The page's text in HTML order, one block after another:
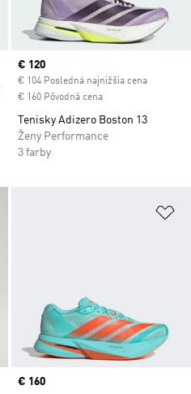
Current price
€ 120
€ 104 Posledná najnižšia cena
€ 160 Pôvodná cena
Tenisky Adizero Boston 13
Ženy Performance
3 farby
Pridať do zoznamu želaných
Price
€ 160